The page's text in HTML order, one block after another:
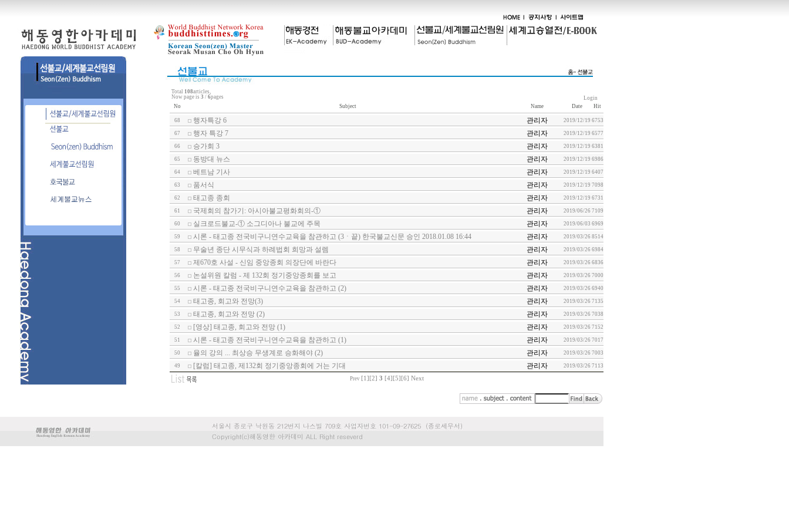
Total 108articles,
Now page is 3 / 6pages
Login
No
Subject Name Date Hit
68 행자특강 6 관리자 2019/12/19 6753
67 행자 특강 7 관리자 2019/12/19 6577
66 승가회 3 관리자 2019/12/19 6381
65 동방대 뉴스 관리자 2019/12/19 6986
64 베트남 기사 관리자 2019/12/19 6407
63 품서식 관리자 2019/12/19 7098
62 태고종 종회 관리자 2019/12/19 6731
61 국제회의 참가기: 아시아불교평화회의-① 관리자 2019/06/26 7109
60 실크로드불교-① 소그디아나 불교에 주목 관리자 2019/06/03 6969
59 시론 - 태고종 전국비구니연수교육을 참관하고 (3ㆍ끝) 한국불교신문 승인 2018.01.08 16:44 관리자 2019/03/26 8514
58 무술년 종단 시무식과 하례법회 희망과 설렘 관리자 2019/03/26 6984
57 제670호 사설 - 신임 중앙종회 의장단에 바란다 관리자 2019/03/26 6836
56 논설위원 칼럼 - 제 132회 정기중앙종회를 보고 관리자 2019/03/26 7000
55 시론 - 태고종 전국비구니연수교육을 참관하고 (2) 관리자 2019/03/26 6940
54 태고종, 회고와 전망(3) 관리자 2019/03/26 7135
53 태고종, 회고와 전망 (2) 관리자 2019/03/26 7038
52 [영상] 태고종, 회고와 전망 (1) 관리자 2019/03/26 7152
51 시론 - 태고종 전국비구니연수교육을 참관하고 (1) 관리자 2019/03/26 7017
50 율의 강의 ... 최상승 무생계로 승화해야 (2) 관리자 2019/03/26 7003
49 [칼럼] 태고종, 제132회 정기중앙종회에 거는 기대 관리자 2019/03/26 7113
Prev [1] [2] 3 [4] [5] [6] Next